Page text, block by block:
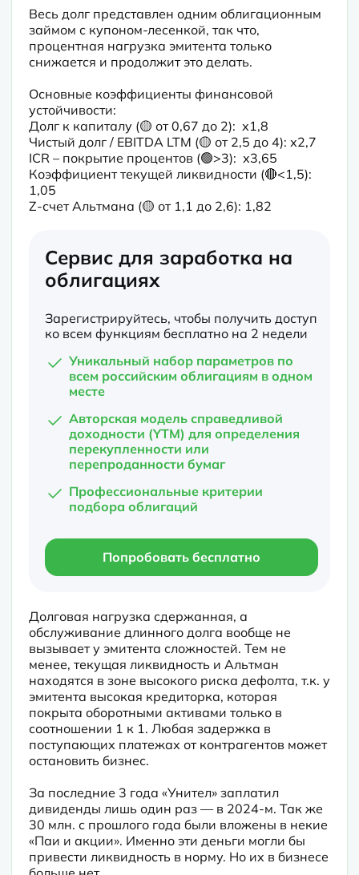
Весь долг представлен одним облигационным
займом с купоном-лесенкой, так что,
процентная нагрузка эмитента только
снижается и продолжит это делать.
Основные коэффициенты финансовой
устойчивости:
Долг к капиталу (🟡 от 0,67 до 2):  х1,8
Чистый долг / EBITDA LTM (🟡 от 2,5 до 4): х2,7
ICR – покрытие процентов (🟢>3):  х3,65
Коэффициент текущей ликвидности (🔴<1,5):
1,05
Z-счет Альтмана (🟡 от 1,1 до 2,6): 1,82
Сервис для заработка на
облигациях
Зарегистрируйтесь, чтобы получить доступ
ко всем функциям бесплатно на 2 недели
Уникальный набор параметров по
всем российским облигациям в одном
месте
Авторская модель справедливой
доходности (YTM) для определения
перекупленности или
перепроданности бумаг
Профессиональные критерии
подбора облигаций
Попробовать бесплатно
Долговая нагрузка сдержанная, а
обслуживание длинного долга вообще не
вызывает у эмитента сложностей. Тем не
менее, текущая ликвидность и Альтман
находятся в зоне высокого риска дефолта, т.к. у
эмитента высокая кредиторка, которая
покрыта оборотными активами только в
соотношении 1 к 1. Любая задержка в
поступающих платежах от контрагентов может
остановить бизнес.
За последние 3 года «Унител» заплатил
дивиденды лишь один раз — в 2024-м. Так же
30 млн. с прошлого года были вложены в некие
«Паи и акции». Именно эти деньги могли бы
привести ликвидность в норму. Но их в бизнесе